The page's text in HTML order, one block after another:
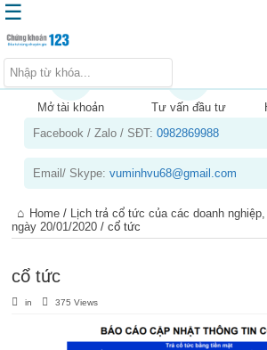
Trang chủ
Kiến thức chứng khoán
Kinh nghiệm đầu tư
Sản phẩm – dịch vụ
Chứng khoán phái sinh
☰
Mở tài khoản Tư vấn đầu tư
Facebook / Zalo / SĐT:0982869988
Email/ Skype:vuminhvu68@gmail.com
Home / Lịch trả cổ tức của các doanh
ngày 20/01/2020 /cổ tức
cổ tức
in 375 Views